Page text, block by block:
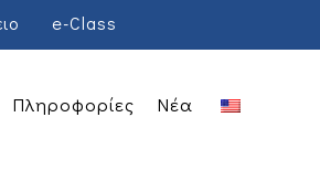
e-Class
Πληροφορίες Νέα